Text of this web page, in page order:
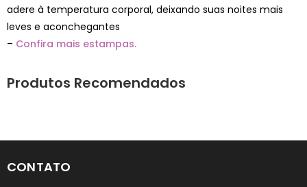
adere à temperatura corporal, deixando suas noites mais
leves e aconchegantes
– Confira mais estampas.
Produtos Recomendados
CONTATO